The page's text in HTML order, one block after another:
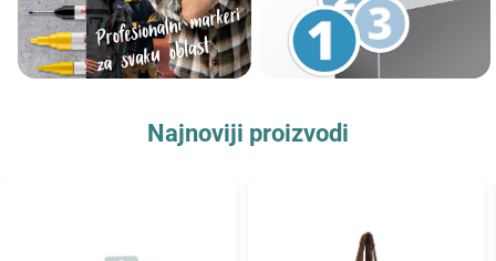
Najnoviji proizvodi